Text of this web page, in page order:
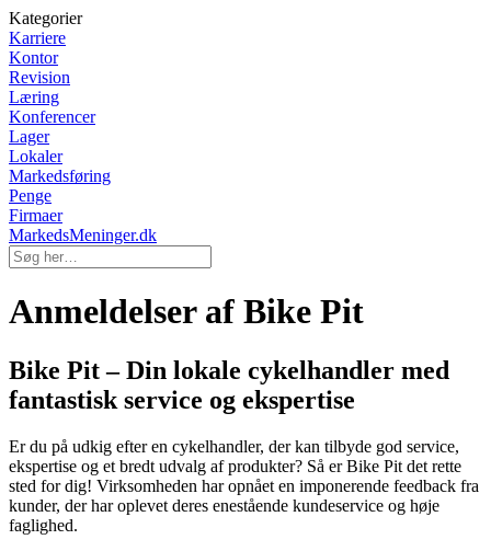
Kategorier
Karriere
Kontor
Revision
Læring
Konferencer
Lager
Lokaler
Markedsføring
Penge
Firmaer
MarkedsMeninger.dk
Anmeldelser af Bike Pit
Bike Pit – Din lokale cykelhandler med
fantastisk service og ekspertise
Er du på udkig efter en cykelhandler, der kan tilbyde god service,
ekspertise og et bredt udvalg af produkter? Så er Bike Pit det rette
sted for dig! Virksomheden har opnået en imponerende feedback fra
kunder, der har oplevet deres enestående kundeservice og høje
faglighed.